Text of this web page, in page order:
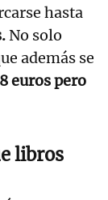
hasta
No solo
además se
euros pero
libros